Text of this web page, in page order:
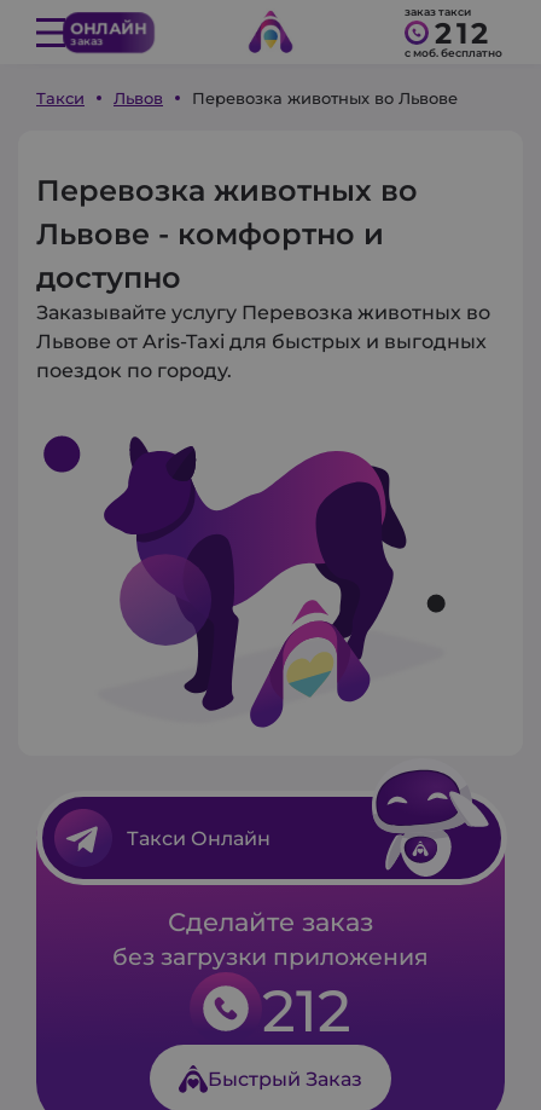
ОНЛАЙН
заказ
заказ такси
212
с моб. бесплатно
Такси Львов Перевозка животных во Львове
Перевозка животных во
Львове - комфортно и
доступно
Заказывайте услугу Перевозка животных во
Львове от Aris-Taxi для быстрых и выгодных
поездок по городу.
Сделайте заказ
без загрузки приложения
212
Быстрый Заказ
Такси Онлайн